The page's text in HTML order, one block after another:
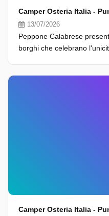
Camper Osteria Italia -
13/07/2026
Peppone Calabrese
borghi che celebrano
Camper Osteria Italia -